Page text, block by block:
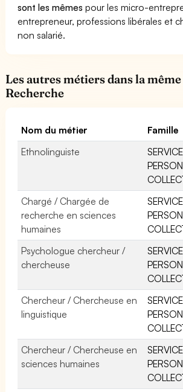
sont les mêmes pour les micro-
entrepreneur, professions libérales et
non salarié.
Les autres métiers dans la
Recherche
Nom du métier
Famille
Ethnolinguiste
Chargé / Chargée de
recherche en sciences
humaines
Psychologue chercheur /
chercheuse
Chercheur / Chercheuse en
linguistique
Chercheur / Chercheuse en
sciences humaines